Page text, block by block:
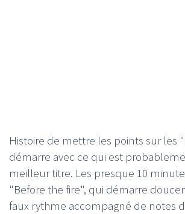
Histoire de mettre les points sur les
démarre avec ce qui est
meilleur titre. Les presque 10
"Before the fire", qui démarre
faux rythme accompagné de notes